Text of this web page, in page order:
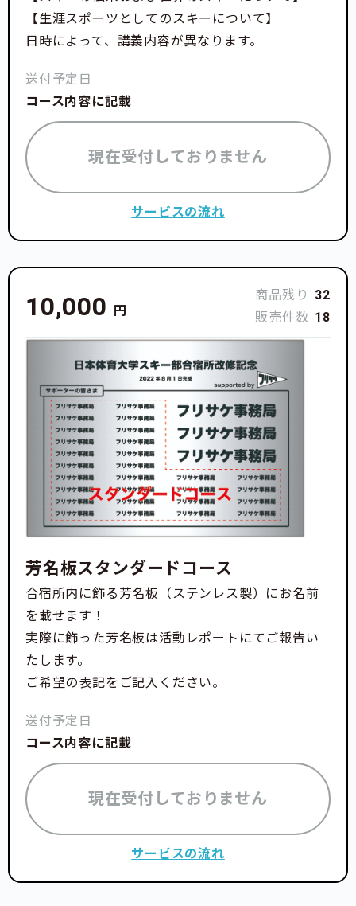
【生涯スポーツとしてのスキーについて】
日時によって、講義内容が異なります。
送付予定日
コース内容に記載
現在受付しておりません
サービスの流れ
10,000 円
商品残り
32
販売件数 18
芳名板スタンダードコース
合宿所内に飾る芳名板（ステンレス製）にお名前
を載せます！
実際に飾った芳名板は活動レポートにてご報告い
たします。
ご希望の表記をご記入ください。
送付予定日
コース内容に記載
現在受付しておりません
サービスの流れ